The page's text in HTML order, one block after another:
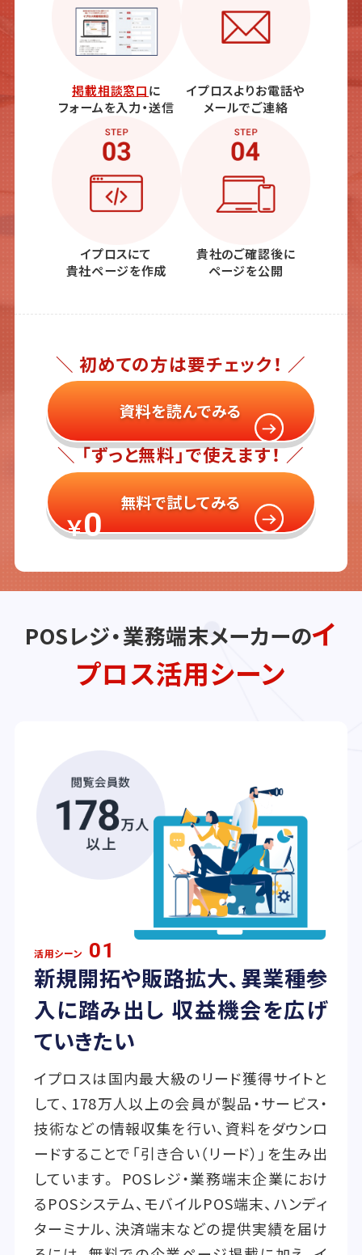
掲載相談窓口に
フォームを入力・送信
イプロスよりお電話や
メールでご連絡
イプロスにて
貴社ページを作成
貴社のご確認後に
ページを公開
＼ 初めての方は要チェック！ ／
資料を読んでみる
＼ 「ずっと無料」で使えます！ ／
￥0
無料で試してみる
POSレジ・業務端末メーカーのイ
プロス活用シーン
活用シーン 01
新規開拓や販路拡大、異業種参
入に踏み出し 収益機会を広げ
ていきたい
イプロスは国内最大級のリード獲得サイトと
して、178万人以上の会員が製品・サービス・
技術などの情報収集を行い、資料をダウンロ
ードすることで「引き合い（リード）」を生み出
しています。 POSレジ・業務端末企業におけ
るPOSシステム、モバイルPOS端末、ハンディ
ターミナル、決済端末などの提供実績を届け